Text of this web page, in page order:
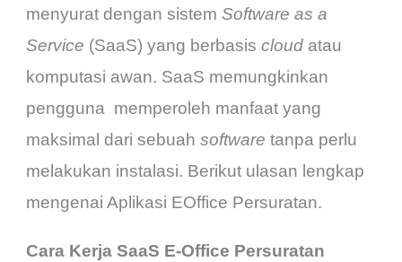
menyurat dengan sistemSoftware as a
Service (SaaS) yang berbasiscloud atau
komputasi awan. SaaS memungkinkan
pengguna memperoleh manfaat yang
maksimal dari sebuahsoftware tanpa perlu
melakukan instalasi. Berikut ulasan lengkap
mengenai Aplikasi EOffice Persuratan.
Cara Kerja SaaS E-Office Persuratan